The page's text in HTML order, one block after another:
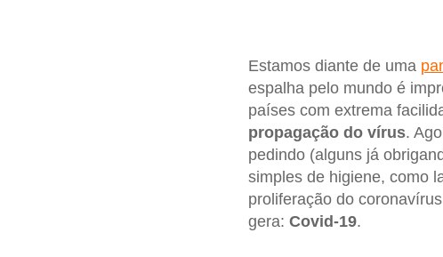
Estamos diante de uma
espalha pelo mundo é
países com extrema
propagação do vírus.
pedindo (alguns já
simples de higiene, como
proliferação do
gera: Covid-19.